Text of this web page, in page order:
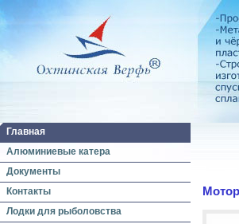
Главная
Алюминиевые катера
Документы
Контакты
Лодки для рыболовства